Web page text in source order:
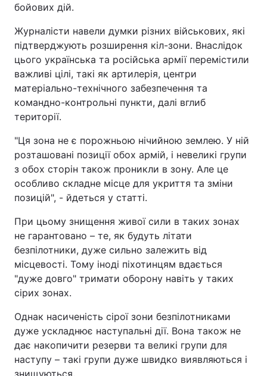
бойових дій.
Журналісти навели думки різних військових, які
підтверджують розширення кіл-зони. Внаслідок
цього українська та російська армії перемістили
важливі цілі, такі як артилерія, центри
матеріально-технічного забезпечення та
командно-контрольні пункти, далі вглиб
території.
"Ця зона не є порожньою нічийною землею. У ній
розташовані позиції обох армій, і невеликі групи
з обох сторін також проникли в зону. Але це
особливо складне місце для укриття та зміни
позицій", - йдеться у статті.
При цьому знищення живої сили в таких зонах
не гарантовано – те, як будуть літати
безпілотники, дуже сильно залежить від
місцевості. Тому іноді піхотинцям вдається
"дуже довго" тримати оборону навіть у таких
сірих зонах.
Однак насиченість сірої зони безпілотниками
дуже ускладнює наступальні дії. Вона також не
дає накопичити резерви та великі групи для
наступу – такі групи дуже швидко виявляються і
знищуються.